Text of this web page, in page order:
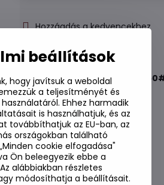
Hozzáadás a kedvencekhez
Watchdog
Kézbesítés
Raktározási szám:
Gyártó:
beállítások
hogy javítsuk a weboldal
a teljesítményét és
Ehhez harmadik
is használhatjuk, és az
továbbíthatjuk az EU-ban, az
országokban található
cookie elfogadása"
Ön beleegyezik ebbe a
alábbiakban részletes
módosíthatja a beállításait.